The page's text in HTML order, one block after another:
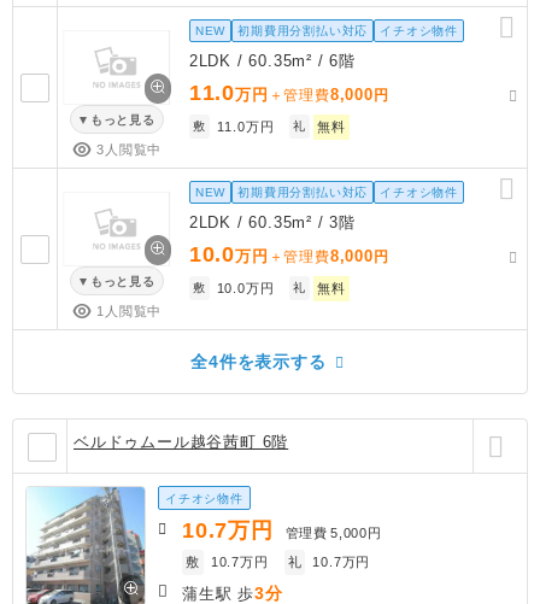
もっと見る
3人閲覧中
NEW 初期費用分割払い対応 イチオシ物件
2LDK / 60.35m² / 6階
11.0万円 ＋管理費8,000 円
敷 11.0万円 礼 無料
もっと見る
1人閲覧中
NEW 初期費用分割払い対応 イチオシ物件
2LDK / 60.35m² / 3階
10.0万円 ＋管理費8,000 円
敷 10.0万円 礼 無料
全4件を表示する
ベルドゥムール越谷茜町 6階
イチオシ物件
10.7万円 管理費 5,000円
敷
10.7万円 礼 10.7万円
蒲生駅 歩3分